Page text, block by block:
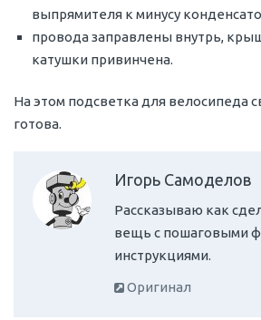
выпрямителя к минусу
провода заправлены внутрь,
катушки привинчена.
На этом подсветка для велосипеда
готова.
Игорь Самоделов
Рассказываю как
вещь с пошаговыми
инструкциями.
Оригинал